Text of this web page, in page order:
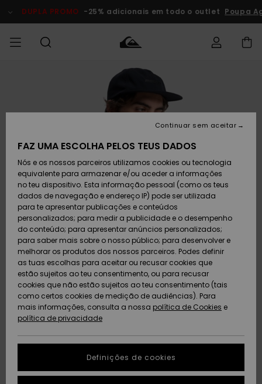
do
DUPLA PROMO -25% adicionais em todo o outlet Poupa
Roupas
Calçado e
chinelos
Surfe/água
Snow
Artigos
recém-
chegados
Coleções
MENINO
Roupas
Calçado e
chinelos
Surfe/água
Neve
Artigos
recém-
chegados
Highlights
MULHER
Shop
chegados
Highlights
Snow
SURF
Surf Shop
Homem
Crianças
Highlights
Community
SNOW
Artigos
Neve
Homem
Artigos
Criança
Snow Shop
Feminino
Highlights
Community
DUPLA
PROMO
Outlet
Homem
Criança
Outlet
Mulher
AJUDA
Acede à tua
encomenda
Devoluções
Pagamento
Cartão
presente
Quiksilver
Freedom
Protecção de
dados
Guia de
tamanhos
SUSTAINABILITY
FAZ UMA ESCOLHA PELOS TEUS DADOS
Nós e os nossos parceiros utilizamos cookies ou tecnologia
equivalente para armazenar e/ou aceder a informações
no teu dispositivo. Esta informação pessoal (como os teus
dados de navegação e endereço IP) pode ser utilizada
para te apresentar publicações e conteúdos
personalizados; para medir a publicidade e o desempenho
do conteúdo; para apresentar anúncios personalizados;
para saber mais sobre o nosso público; para desenvolver e
melhorar os produtos dos nossos parceiros. Podes definir
as tuas escolhas para aceitar ou recusar cookies que
estão sujeitos ao teu consentimento, ou para recusar
cookies que não estão sujeitos ao teu consentimento (tais
como certos cookies de medição de audiências). Para
mais informações, consulta a nossa política de Cookies e
política de privacidade
Definições de cookies
Continuar sem aceitar